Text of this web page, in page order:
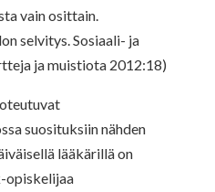
vain osittain.
selvitys. Sosiaali- ja
ja muistiota 2012:18)
suosituksiin nähden
lääkärillä on
opiskelijaa